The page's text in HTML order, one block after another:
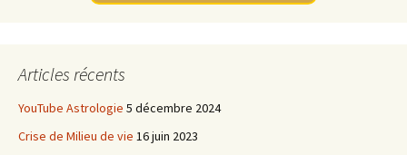
Articles récents
YouTube Astrologie 5 décembre 2024
Crise de Milieu de vie 16 juin 2023